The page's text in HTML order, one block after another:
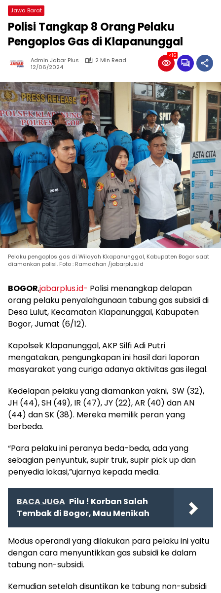
Jawa Barat
Polisi Tangkap 8 Orang Pelaku
Pengoplos Gas di Klapanunggal
Admin Jabar Plus
2 Min Read
12/06/2024
416
Pelaku pengoplos gas di Wilayah Kkapanunggal, Kabupaten Bogor saat
diamankan polisi. Foto : Ramadhan /jabarplus.id
BOGOR,jabarplus.id- Polisi menangkap delapan
orang pelaku penyalahgunaan tabung gas subsidi di
Desa Lulut, Kecamatan Klapanunggal, Kabupaten
Bogor, Jumat (6/12).
Kapolsek Klapanunggal, AKP Silfi Adi Putri
mengatakan, pengungkapan ini hasil dari laporan
masyarakat yang curiga adanya aktivitas gas ilegal.
Kedelapan pelaku yang diamankan yakni, SW (32),
JH (44), SH (49), IR (47), JY (22), AR (40) dan AN
(44) dan SK (38). Mereka memilik peran yang
berbeda.
“Para pelaku ini peranya beda-beda, ada yang
sebagian penyuntuk, supir truk, supir pick up dan
penyedia lokasi,”ujarnya kepada media.
BACA JUGA Pilu ! Korban Salah
Tembak di Bogor, Mau Menikah
Modus operandi yang dilakukan para pelaku ini yaitu
dengan cara menyuntikkan gas subsidi ke dalam
tabung non-subsidi.
Kemudian setelah disuntikan ke tabung non-subsidi